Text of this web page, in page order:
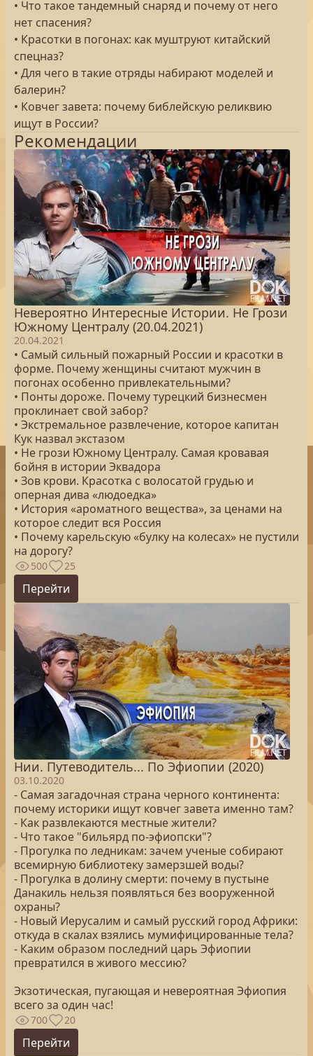
• Что такое тандемный снаряд и почему от него
нет спасения?
• Красотки в погонах: как муштруют китайский
спецназ?
• Для чего в такие отряды набирают моделей и
балерин?
• Ковчег завета: почему библейскую реликвию
ищут в России?
Рекомендации
Невероятно Интересные Истории. Не Грози
Южному Централу (20.04.2021)
20.04.2021
• Самый сильный пожарный России и красотки в
форме. Почему женщины считают мужчин в
погонах особенно привлекательными?
• Понты дороже. Почему турецкий бизнесмен
проклинает свой забор?
• Экстремальное развлечение, которое капитан
Кук назвал экстазом
• Не грози Южному Централу. Самая кровавая
бойня в истории Эквадора
• Зов крови. Красотка с волосатой грудью и
оперная дива «людоедка»
• История «ароматного вещества», за ценами на
которое следит вся Россия
• Почему карельскую «булку на колесах» не пустили
на дорогу?
500 25
Перейти
Нии. Путеводитель... По Эфиопии (2020)
03.10.2020
- Самая загадочная страна черного континента:
почему историки ищут ковчег завета именно там?
- Как развлекаются местные жители?
- Что такое "бильярд по-эфиопски"?
- Прогулка по ледникам: зачем ученые собирают
всемирную библиотеку замерзшей воды?
- Прогулка в долину смерти: почему в пустыне
Данакиль нельзя появляться без вооруженной
охраны?
- Новый Иерусалим и самый русский город Африки:
откуда в скалах взялись мумифицированные тела?
- Каким образом последний царь Эфиопии
превратился в живого мессию?
Экзотическая, пугающая и невероятная Эфиопия
всего за один час!
700 20
Перейти